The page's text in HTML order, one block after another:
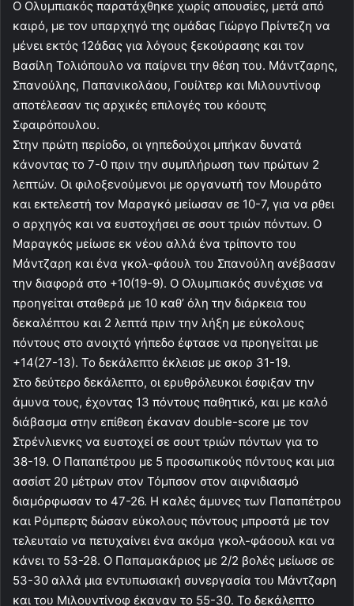
Ο Ολυμπιακός παρατάχθηκε χωρίς απουσίες, μετά από
καιρό, με τον υπαρχηγό της ομάδας Γιώργο Πρίντεζη να
μένει εκτός 12άδας για λόγους ξεκούρασης και τον
Βασίλη Τολιόπουλο να παίρνει την θέση του. Μάντζαρης,
Σπανούλης, Παπανικολάου, Γουίλτερ και Μιλουντίνοφ
αποτέλεσαν τις αρχικές επιλογές του κόουτς
Σφαιρόπουλου.
Στην πρώτη περίοδο, οι γηπεδούχοι μπήκαν δυνατά
κάνοντας το 7-0 πριν την συμπλήρωση των πρώτων 2
λεπτών. Οι φιλοξενούμενοι με οργανωτή τον Μουράτο
και εκτελεστή τον Μαραγκό μείωσαν σε 10-7, για να ρθει
ο αρχηγός και να ευστοχήσει σε σουτ τριών πόντων. Ο
Μαραγκός μείωσε εκ νέου αλλά ένα τρίποντο του
Μάντζαρη και ένα γκολ-φάουλ του Σπανούλη ανέβασαν
την διαφορά στο +10(19-9). Ο Ολυμπιακός συνέχισε να
προηγείται σταθερά με 10 καθ’ όλη την διάρκεια του
δεκαλέπτου και 2 λεπτά πριν την λήξη με εύκολους
πόντους στο ανοιχτό γήπεδο έφτασε να προηγείται με
+14(27-13). Το δεκάλεπτο έκλεισε με σκορ 31-19.
Στο δεύτερο δεκάλεπτο, οι ερυθρόλευκοι έσφιξαν την
άμυνα τους, έχοντας 13 πόντους παθητικό, και με καλό
διάβασμα στην επίθεση έκαναν double-score με τον
Στρένλιενκς να ευστοχεί σε σουτ τριών πόντων για το
38-19. Ο Παπαπέτρου με 5 προσωπικούς πόντους και μια
ασσίστ 20 μέτρων στον Τόμπσον στον αιφνιδιασμό
διαμόρφωσαν το 47-26. Η καλές άμυνες των Παπαπέτρου
και Ρόμπερτς δώσαν εύκολους πόντους μπροστά με τον
τελευταίο να πετυχαίνει ένα ακόμα γκολ-φάοουλ και να
κάνει το 53-28. Ο Παπαμακάριος με 2/2 βολές μείωσε σε
53-30 αλλά μια εντυπωσιακή συνεργασία του Μάντζαρη
και του Μιλουντίνοφ έκαναν το 55-30. Το δεκάλεπτο